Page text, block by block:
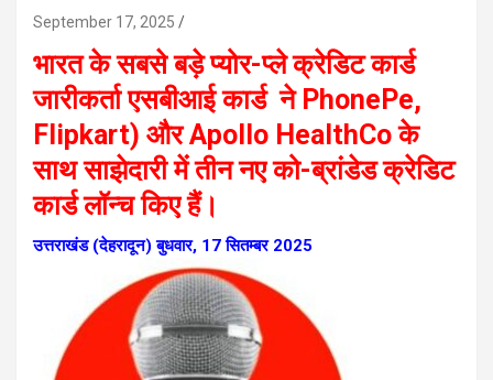
September 17, 2025
भारत के सबसे बड़े प्योर-प्ले क्रेडिट कार्ड
जारीकर्ता एसबीआई कार्ड ने PhonePe,
Flipkart) और Apollo HealthCo के
साथ साझेदारी में तीन नए को-ब्रांडेड क्रेडिट
कार्ड लॉन्च किए हैं।
उत्तराखंड (देहरादून) बुधवार, 17 सितम्बर 2025